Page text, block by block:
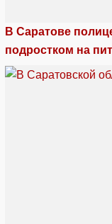
В Саратове
подростком на